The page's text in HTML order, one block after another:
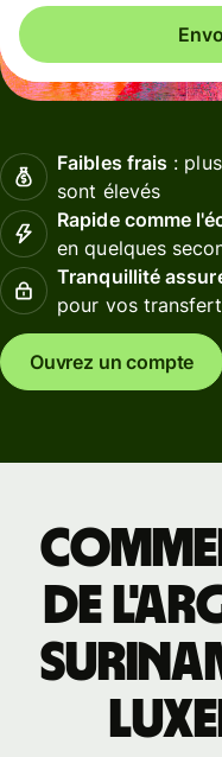
Faibles frais :
sont élevés
Rapide comme
en quelques
Tranquillité
pour vos
Ouvrez un compte
de